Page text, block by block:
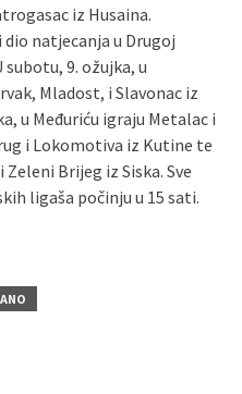
iz Husaina.
natjecanja u Drugoj
9. ožujka, u
Mladost, i Slavonac iz
u Međuriću igraju Metalac i
i Lokomotiva iz Kutine te
Brijeg iz Siska. Sve
ligaša počinju u 15 sati.